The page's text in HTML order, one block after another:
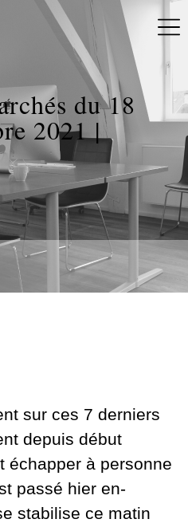
du 18
2021 |
sur ces 7 derniers
depuis début
échapper à personne
passé hier en-
stabilise ce matin